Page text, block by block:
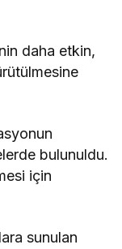
daha etkin,
bulunuldu.
için
sunulan